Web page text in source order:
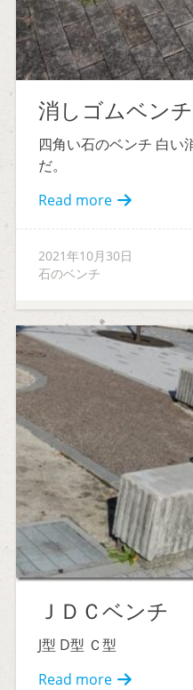
消しゴムベンチ
四角い石のベンチ 白い
だ。
Read more
2021年10月30日
石のベンチ
ＪＤＣベンチ
J型 D型 Ｃ型
Read more